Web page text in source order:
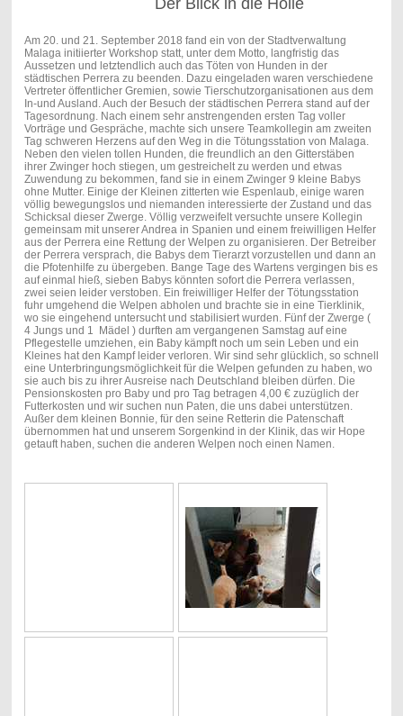
Am 20. und 21. September 2018 fand ein von der Stadtverwaltung
Malaga initiierter Workshop statt, unter dem Motto, langfristig das
Aussetzen und letztendlich auch das Töten von Hunden in der
städtischen Perrera zu beenden. Dazu eingeladen waren verschiedene
Vertreter öffentlicher Gremien, sowie Tierschutzorganisationen aus dem
In-und Ausland. Auch der Besuch der städtischen Perrera stand auf der
Tagesordnung. Nach einem sehr anstrengenden ersten Tag voller
Vorträge und Gespräche, machte sich unsere Teamkollegin am zweiten
Tag schweren Herzens auf den Weg in die Tötungsstation von Malaga.
Neben den vielen tollen Hunden, die freundlich an den Gitterstäben
ihrer Zwinger hoch stiegen, um gestreichelt zu werden und etwas
Zuwendung zu bekommen, fand sie in einem Zwinger 9 kleine Babys
ohne Mutter. Einige der Kleinen zitterten wie Espenlaub, einige waren
völlig bewegungslos und niemanden interessierte der Zustand und das
Schicksal dieser Zwerge. Völlig verzweifelt versuchte unsere Kollegin
gemeinsam mit unserer Andrea in Spanien und einem freiwilligen Helfer
aus der Perrera eine Rettung der Welpen zu organisieren. Der Betreiber
der Perrera versprach, die Babys dem Tierarzt vorzustellen und dann an
die Pfotenhilfe zu übergeben. Bange Tage des Wartens vergingen bis es
auf einmal hieß, sieben Babys könnten sofort die Perrera verlassen,
zwei seien leider verstoben. Ein freiwilliger Helfer der Tötungsstation
fuhr umgehend die Welpen abholen und brachte sie in eine Tierklinik,
wo sie eingehend untersucht und stabilisiert wurden. Fünf der Zwerge (
4 Jungs und 1 Mädel ) durften am vergangenen Samstag auf eine
Pflegestelle umziehen, ein Baby kämpft noch um sein Leben und ein
Kleines hat den Kampf leider verloren. Wir sind sehr glücklich, so schnell
eine Unterbringungsmöglichkeit für die Welpen gefunden zu haben, wo
sie auch bis zu ihrer Ausreise nach Deutschland bleiben dürfen. Die
Pensionskosten pro Baby und pro Tag betragen 4,00 € zuzüglich der
Futterkosten und wir suchen nun Paten, die uns dabei unterstützen.
Außer dem kleinen Bonnie, für den seine Retterin die Patenschaft
übernommen hat und unserem Sorgenkind in der Klinik, das wir Hope
getauft haben, suchen die anderen Welpen noch einen Namen.